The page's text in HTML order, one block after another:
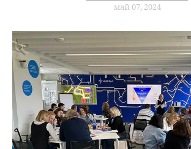
май 07, 2024